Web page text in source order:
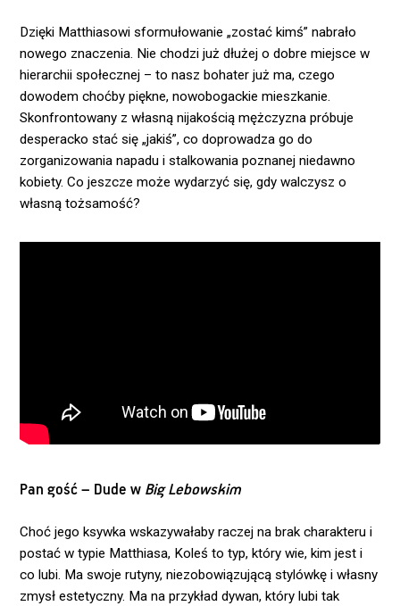
Dzięki Matthiasowi sformułowanie „zostać kimś” nabrało
nowego znaczenia. Nie chodzi już dłużej o dobre miejsce w
hierarchii społecznej – to nasz bohater już ma, czego
dowodem choćby piękne, nowobogackie mieszkanie.
Skonfrontowany z własną nijakością mężczyzna próbuje
desperacko stać się „jakiś”, co doprowadza go do
zorganizowania napadu i stalkowania poznanej niedawno
kobiety. Co jeszcze może wydarzyć się, gdy walczysz o
własną tożsamość?
Pan gość – Dude w Big Lebowskim
Choć jego ksywka wskazywałaby raczej na brak charakteru i
postać w typie Matthiasa, Koleś to typ, który wie, kim jest i
co lubi. Ma swoje rutyny, niezobowiązującą stylówkę i własny
zmysł estetyczny. Ma na przykład dywan, który lubi tak